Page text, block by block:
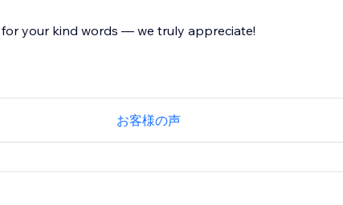
your kind words — we truly appreciate!
お客様の声